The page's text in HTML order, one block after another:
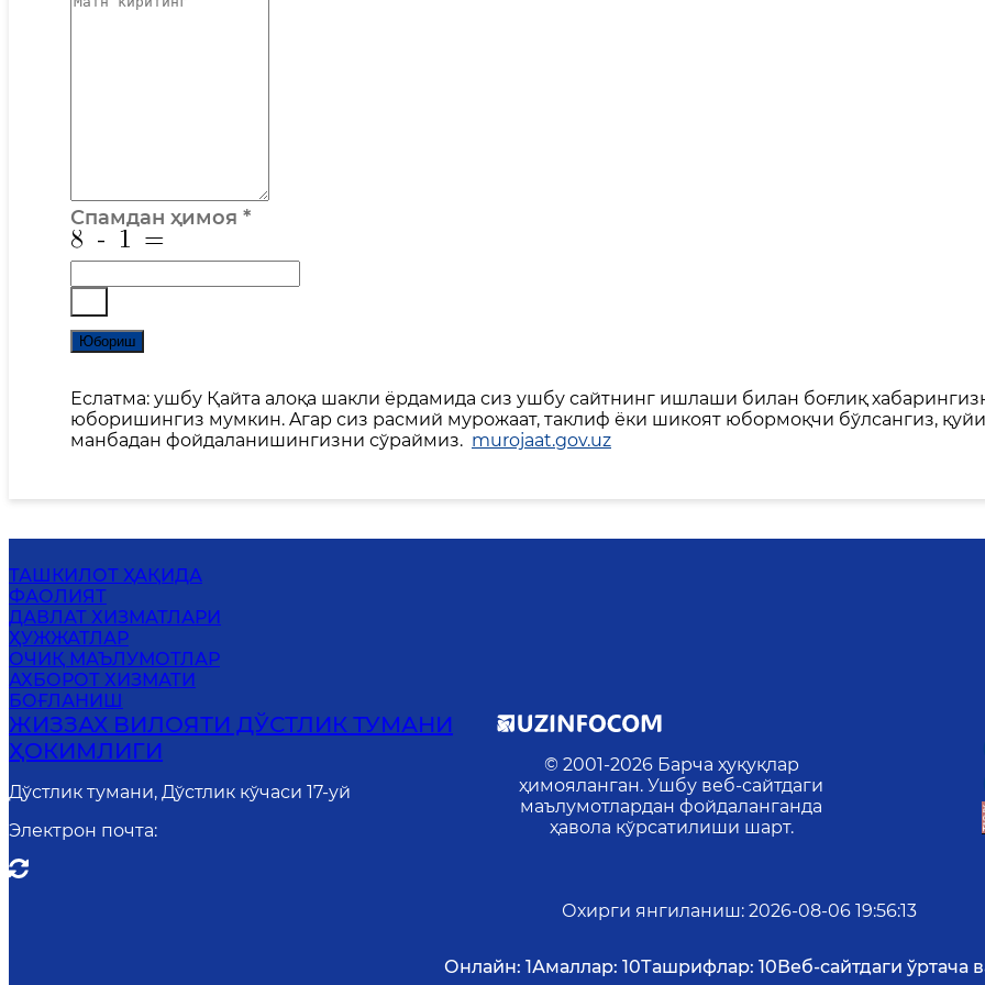
Спамдан ҳимоя *
Юбориш
Еслатма: ушбу Қайта алоқа шакли ёрдамида сиз ушбу сайтнинг ишлаши билан боғлиқ
юборишингиз мумкин. Aгар сиз расмий мурожаат, таклиф ёки шикоят юбормоқчи бўлсангиз,
манбадан фойдаланишингизни сўраймиз. murojaat.gov.uz
ТАШКИЛОТ ҲАҚИДА
ФАОЛИЯТ
ДАВЛАТ ХИЗМАТЛАРИ
ҲУЖЖАТЛАР
ОЧИҚ МАЪЛУМОТЛАР
АХБОРОТ ХИЗМАТИ
БОҒЛАНИШ
ЖИЗЗАХ ВИЛОЯТИ ДЎСТЛИК ТУМАНИ
ҲОКИМЛИГИ
Дўстлик тумани, Дўстлик кўчаси 17-уй
Электрон почта:
© 2001-2026 Барча ҳуқуқлар
ҳимояланган. Ушбу веб-сайтдаги
маълумотлардан фойдаланганда
ҳавола кўрсатилиши шарт.
Охирги янгиланиш: 2026-08-06 19:56:13
Онлайн: 1Амаллар: 10Ташрифлар: 10 Веб-сайтдаги ўртача